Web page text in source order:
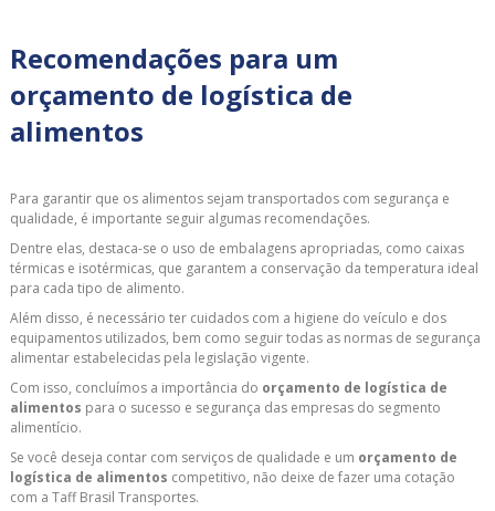
Recomendações para um
orçamento de logística de
alimentos
Para garantir que os alimentos sejam transportados com segurança e
qualidade, é importante seguir algumas recomendações.
Dentre elas, destaca-se o uso de embalagens apropriadas, como caixas
térmicas e isotérmicas, que garantem a conservação da temperatura ideal
para cada tipo de alimento.
Além disso, é necessário ter cuidados com a higiene do veículo e dos
equipamentos utilizados, bem como seguir todas as normas de segurança
alimentar estabelecidas pela legislação vigente.
Com isso, concluímos a importância do orçamento de logística de
alimentos para o sucesso e segurança das empresas do segmento
alimentício.
Se você deseja contar com serviços de qualidade e um orçamento de
logística de alimentos competitivo, não deixe de fazer uma cotação
com a Taff Brasil Transportes.